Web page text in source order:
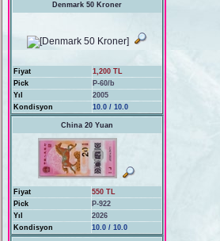
Denmark 50 Kroner
Fiyat
1,200 TL
Pick
P-60/b
Yıl
2005
Kondisyon
10.0 / 10.0
China 20 Yuan
Fiyat
550 TL
Pick
P-922
Yıl
2026
Kondisyon
10.0 / 10.0